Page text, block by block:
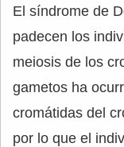
El síndrome de
padecen los
meiosis de los
gametos ha
cromátidas del
por lo que el